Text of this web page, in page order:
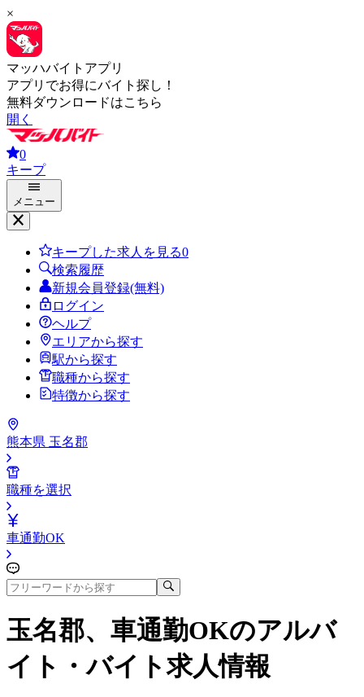
×
マッハバイトアプリ
アプリでお得にバイト探し！
無料ダウンロードはこちら
開く
0
キープ
メニュー
キープした求人を見る0
検索履歴
新規会員登録(無料)
ログイン
ヘルプ
エリアから探す
駅から探す
職種から探す
特徴から探す
熊本県 玉名郡
職種を選択
車通勤OK
玉名郡、車通勤OKのアルバ
イト・バイト求人情報